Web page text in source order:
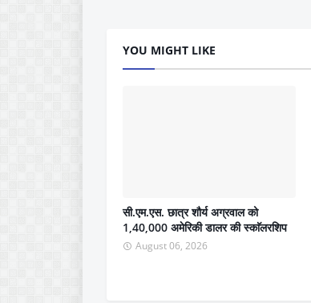
YOU MIGHT LIKE
सी.एम.एस. छात्र शौर्य अग्रवाल को
1,40,000 अमेरिकी डालर की स्काॅलरशिप
August 06, 2026